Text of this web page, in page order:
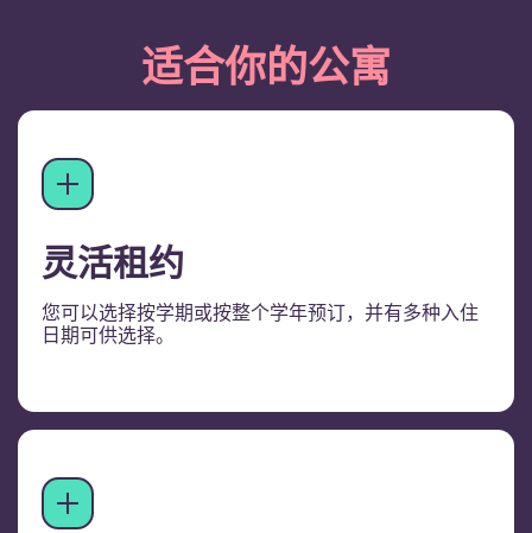
适合你的公寓
灵活租约
您可以选择按学期或按整个学年预订，并有多种入住
日期可供选择。